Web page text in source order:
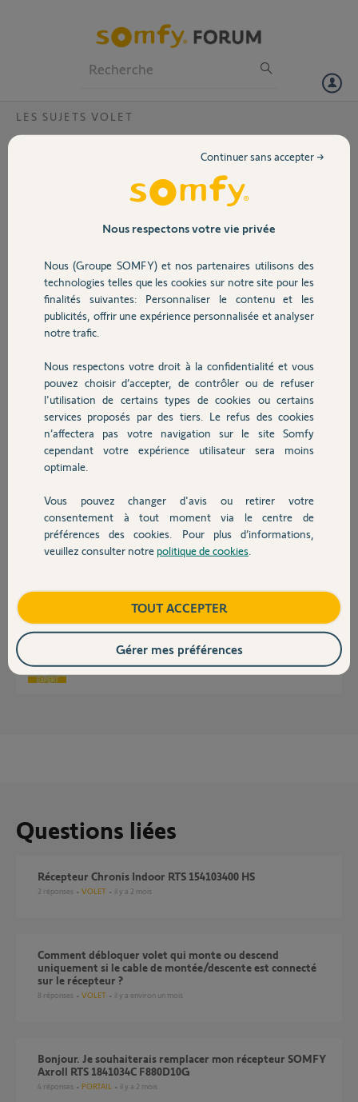
Volet
Sécurité
Domotique
Chauffage
Autres produits
Devis avec un pro
Contact
LES SUJETS VOLET
Remplacement récepteur centralis RTS
Bonjour,
Par quel type de récepteur je peut remplacer
mon CENTRALIS RST RECEIVER PF
Merci,
il y a presque 2 ans
Participer au fil de discussion
Réponses
https://www.somfypro.fr/produits/1810314-recepteur-platin...
Bonne journée.
Jean-Luc B. il y a presque 2 ans
Questions liées
Récepteur Chronis Indoor RTS 154103400 HS
2 réponses VOLET il y a 2 mois
Comment débloquer volet qui monte ou descend
uniquement si le cable de montée/descente est connecté
sur le récepteur ?
8 réponses VOLET il y a environ un mois
Bonjour. Je souhaiterais remplacer mon récepteur SOMFY
Axroll RTS 1841034C F880D10G
4 réponses PORTAIL il y a 2 mois
Nous respectons votre vie privée
Nous (Groupe SOMFY) et nos partenaires utilisons des
technologies telles que les cookies sur notre site pour les
finalités suivantes: Personnaliser le contenu et les
publicités, offrir une expérience personnalisée et analyser
notre trafic.
Nous respectons votre droit à la confidentialité et vous
pouvez choisir d’accepter, de contrôler ou de refuser
l'utilisation de certains types de cookies ou certains
services proposés par des tiers. Le refus des cookies
n’affectera pas votre navigation sur le site Somfy
cependant votre expérience utilisateur sera moins
optimale.
Vous pouvez changer d'avis ou retirer votre
consentement à tout moment via le centre de
préférences des cookies. Pour plus d’informations,
veuillez consulter notre politique de cookies
Continuer sans accepter →
TOUT ACCEPTER
Gérer mes préférences